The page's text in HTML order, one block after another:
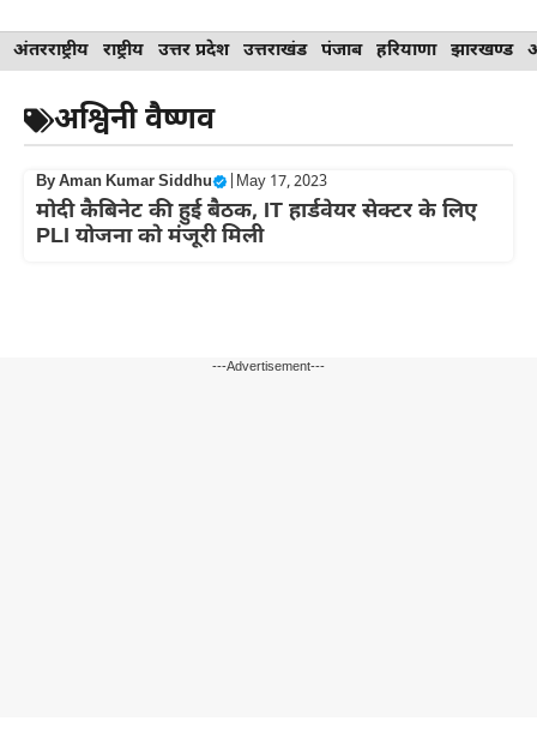
Skip
to
content
अंतरराष्ट्रीय राष्ट्रीय उत्तर प्रदेश उत्तराखंड पंजाब हरियाणा झारखण्ड
अश्विनी वैष्णव
ByAman Kumar Siddhu May 17, 2023
मोदी कैबिनेट की हुई बैठक, IT हार्डवेयर सेक्टर के लिए
PLI योजना को मंजूरी मिली
---Advertisement---